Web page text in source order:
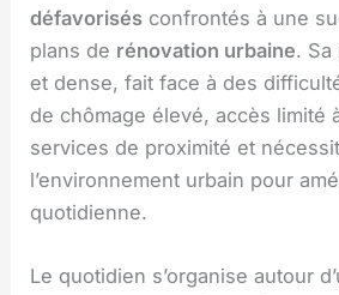
défavorisés confrontés à une
plans de rénovation urbaine. Sa
et dense, fait face à des
de chômage élevé, accès limité
services de proximité et
l’environnement urbain pour
quotidienne.
Le quotidien s’organise autour